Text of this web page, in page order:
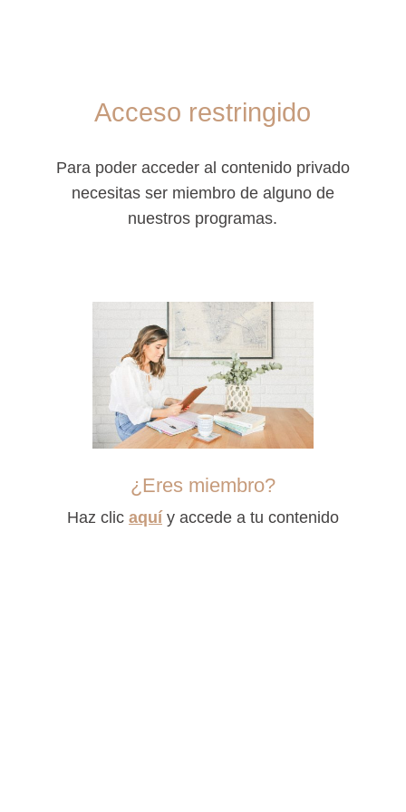
Acceso restringido
Para poder acceder al contenido privado
necesitas ser miembro de alguno de
nuestros programas.
¿Eres miembro?
Haz clic aquíy accede a tu contenido